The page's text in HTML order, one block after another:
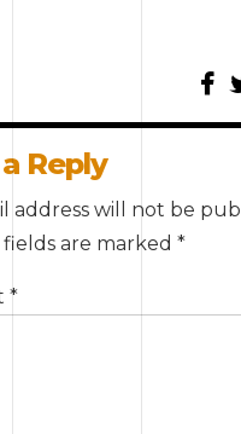
Reply
address will not be
are marked *
*